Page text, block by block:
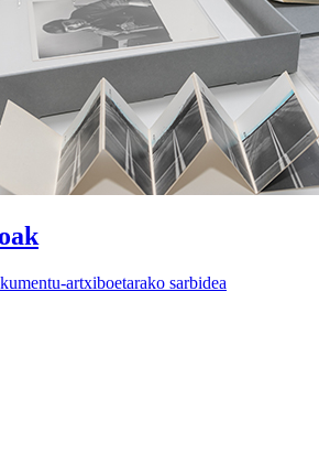
artxiboetarako sarbidea